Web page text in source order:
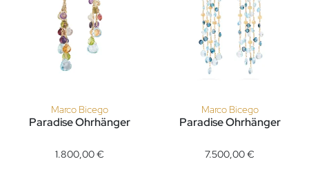
Marco Bicego
Paradise Ohrhänger
1.800,00 €
Marco Bicego
Paradise Ohrhänger
7.500,00 €